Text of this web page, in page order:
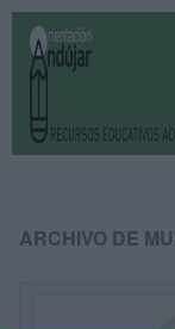
ARCHIVO DE